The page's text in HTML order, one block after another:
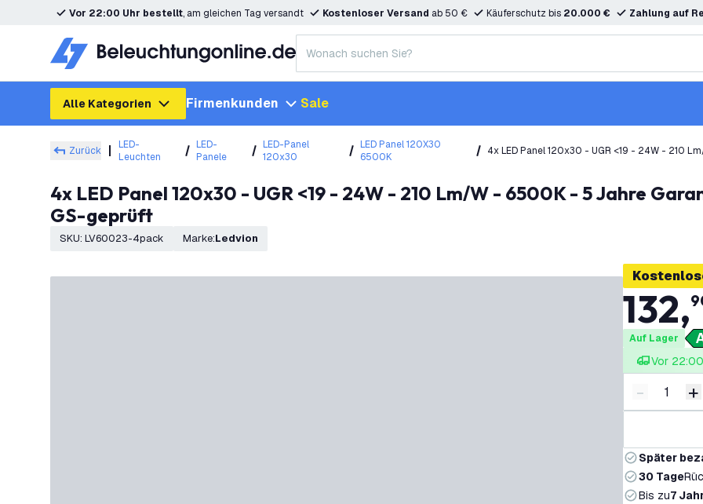
Vor 22:00 Uhr bestellt, am gleichen Tag versandt Kostenloser Versand ab 50 € Käuferschutz bis 20.000 € Zahlung auf
Alle Kategorien Firmenkunden Sale
Zurück
LED-
Leuchten
LED-
Panele
LED-Panel
120x30
LED Panel 120X30
6500K
4x LED Panel 120x30 - UGR <19 - 24W - 210
4x LED Panel 120x30 - UGR <19 - 24W - 210 Lm/W - 6500K - 5 Jahre Garantie - Energieeffizienzklasse A -
GS-geprüft
SKU: LV60023-4pack Marke: Ledvion
132,
Auf Lager
Vor
Menge
- +
Später
30 Tage
Bis zu7